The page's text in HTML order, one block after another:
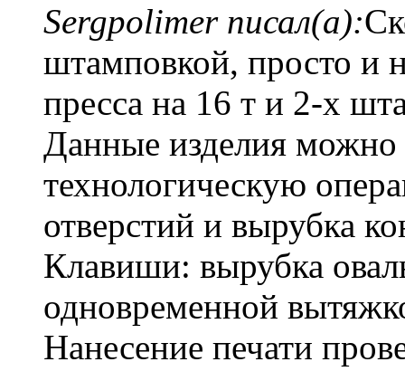
Sergpolimer писал(а):
штамповкой, просто и
пресса на 16 т и 2-х
Данные изделия можно
технологическую
отверстий и вырубка
Клавиши: вырубка
одновременной
Нанесение печати